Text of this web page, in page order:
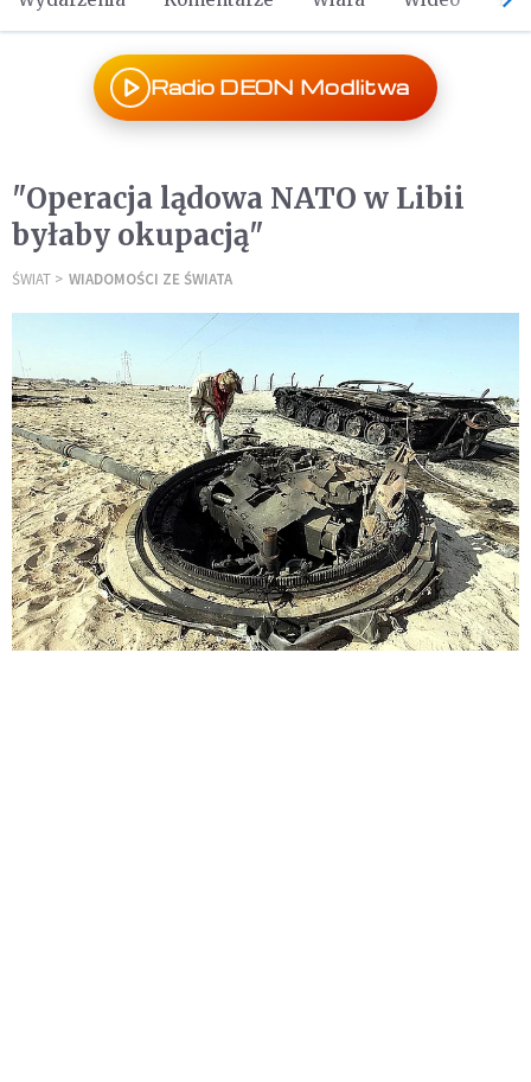
Radio DEON Modlitwa
"Operacja lądowa NATO w Libii
byłaby okupacją"
ŚWIAT WIADOMOŚCI ZE ŚWIATA